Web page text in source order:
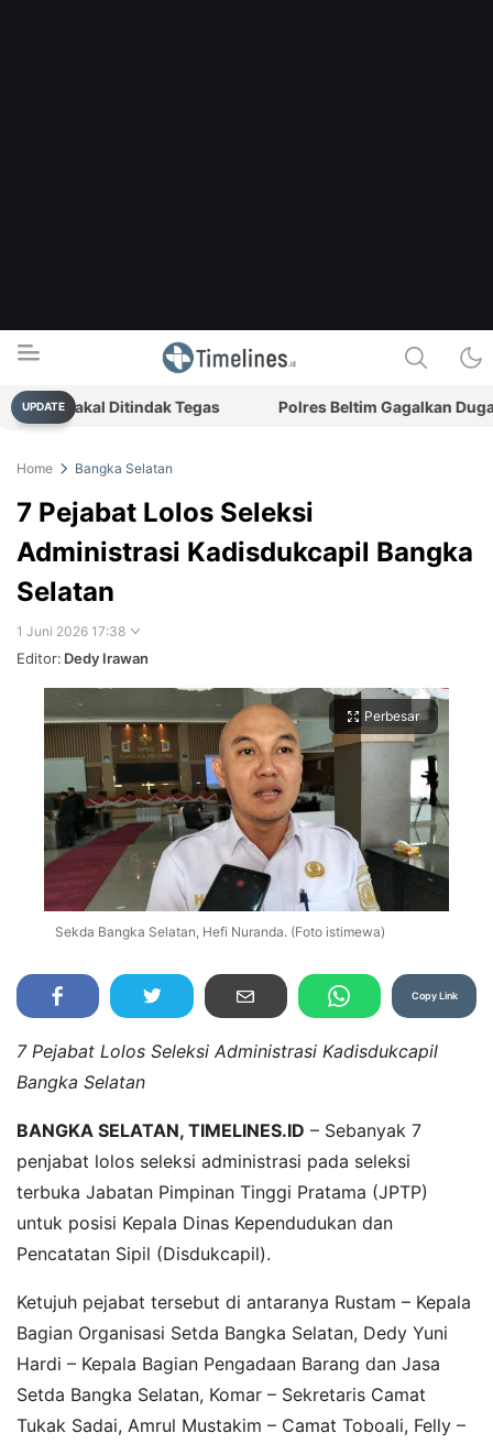
Timelines.id
Media Literasi, Sejarah & Budaya
UPDATE
Bakal Ditindak Tegas Polres Beltim Gagalkan Dugaan
Home Bangka Selatan
7 Pejabat Lolos Seleksi
Administrasi Kadisdukcapil Bangka
Selatan
1 Juni 2026 17:38
Editor: Dedy Irawan
Perbesar
Sekda Bangka Selatan, Hefi Nuranda. (Foto istimewa)
Copy Link
7 Pejabat Lolos Seleksi Administrasi Kadisdukcapil
Bangka Selatan
BANGKA SELATAN, TIMELINES.ID – Sebanyak 7
penjabat lolos seleksi administrasi pada seleksi
terbuka Jabatan Pimpinan Tinggi Pratama (JPTP)
untuk posisi Kepala Dinas Kependudukan dan
Pencatatan Sipil (Disdukcapil).
Ketujuh pejabat tersebut di antaranya Rustam – Kepala
Bagian Organisasi Setda Bangka Selatan, Dedy Yuni
Hardi – Kepala Bagian Pengadaan Barang dan Jasa
Setda Bangka Selatan, Komar – Sekretaris Camat
Tukak Sadai, Amrul Mustakim – Camat Toboali, Felly –